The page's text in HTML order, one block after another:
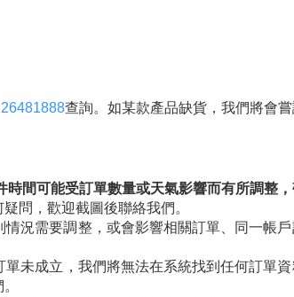
26481888查詢。如某款產品缺貨，我們將會
間可能受訂單數量或天氣影響而有所調整，
問，歡迎截圖後聯絡我們。
況需要調整，或會影響相關訂單、同一帳
未成立，我們將無法在系統找到任何訂單